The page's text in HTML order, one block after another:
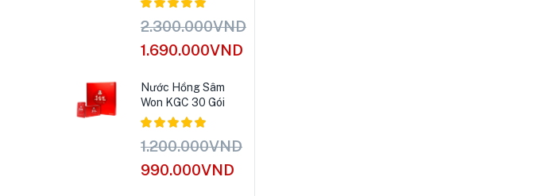
Được xếp
hạng 5.00
5 sao
2.300.000VND
1.690.000VND
Nước Hồng Sâm
Won KGC 30 Gói
Được xếp
hạng5.00
5 sao
1.200.000VND
990.000VND